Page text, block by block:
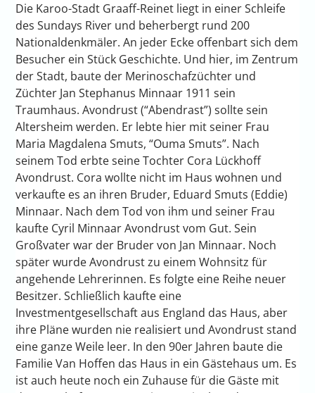
Die Karoo-Stadt Graaff-Reinet liegt in einer Schleife
des Sundays River und beherbergt rund 200
Nationaldenkmäler. An jeder Ecke offenbart sich dem
Besucher ein Stück Geschichte. Und hier, im Zentrum
der Stadt, baute der Merinoschafzüchter und
Züchter Jan Stephanus Minnaar 1911 sein
Traumhaus. Avondrust (“Abendrast”) sollte sein
Altersheim werden. Er lebte hier mit seiner Frau
Maria Magdalena Smuts, “Ouma Smuts”. Nach
seinem Tod erbte seine Tochter Cora Lückhoff
Avondrust. Cora wollte nicht im Haus wohnen und
verkaufte es an ihren Bruder, Eduard Smuts (Eddie)
Minnaar. Nach dem Tod von ihm und seiner Frau
kaufte Cyril Minnaar Avondrust vom Gut. Sein
Großvater war der Bruder von Jan Minnaar. Noch
später wurde Avondrust zu einem Wohnsitz für
angehende Lehrerinnen. Es folgte eine Reihe neuer
Besitzer. Schließlich kaufte eine
Investmentgesellschaft aus England das Haus, aber
ihre Pläne wurden nie realisiert und Avondrust stand
eine ganze Weile leer. In den 90er Jahren baute die
Familie Van Hoffen das Haus in ein Gästehaus um. Es
ist auch heute noch ein Zuhause für die Gäste mit